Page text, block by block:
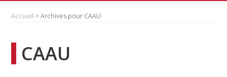
Accueil > Archives pour CAAU
CAAU